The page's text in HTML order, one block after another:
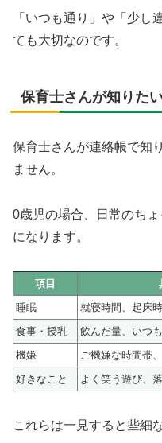
「いつも通り」や「少し
ても大切なのです。
保育士さんが知りた
保育士さんが連絡帳で知
ません。
0歳児の場合、日常のち
になります。
項目
睡眠
就寝時間、起床
食事・授乳
飲んだ量、いつ
機嫌
ご機嫌な時間帯
好きなこと
よく笑う遊び、
これらは一見すると些細